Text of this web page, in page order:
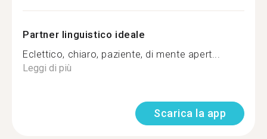
Partner linguistico ideale
Eclettico, chiaro, paziente, di mente apert...
Leggi di più
Scarica la app